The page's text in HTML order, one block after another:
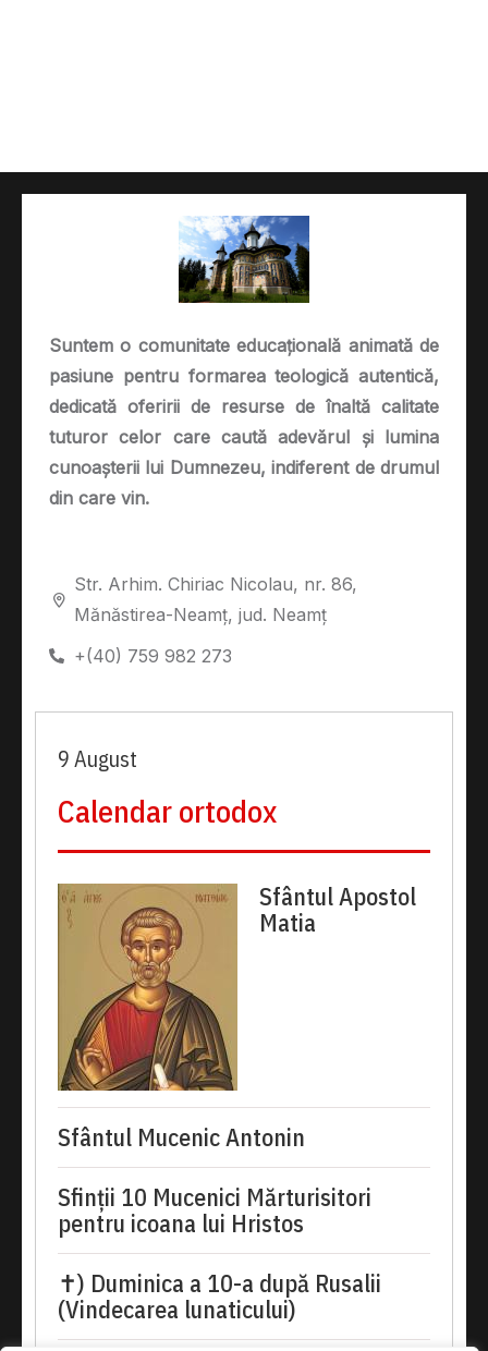
Suntem o comunitate educațională animată de
pasiune pentru formarea teologică autentică,
dedicată oferirii de resurse de înaltă calitate
tuturor celor care caută adevărul și lumina
cunoașterii lui Dumnezeu, indiferent de drumul
din care vin.
Str. Arhim. Chiriac Nicolau, nr. 86,
Mănăstirea-Neamț, jud. Neamț
+(40) 759 982 273
9 August
Calendar ortodox
Sfântul Apostol
Matia
Sfântul Mucenic Antonin
Sfinții 10 Mucenici Mărturisitori
pentru icoana lui Hristos
✝) Duminica a 10-a după Rusalii
(Vindecarea lunaticului)